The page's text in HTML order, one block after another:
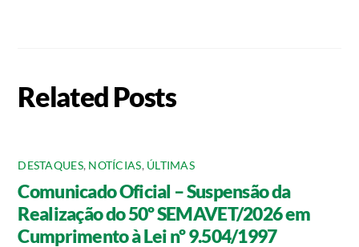
Related Posts
DESTAQUES, NOTÍCIAS, ÚLTIMAS
Comunicado Oficial – Suspensão da
Realização do 50º SEMAVET/2026 em
Cumprimento à Lei nº 9.504/1997